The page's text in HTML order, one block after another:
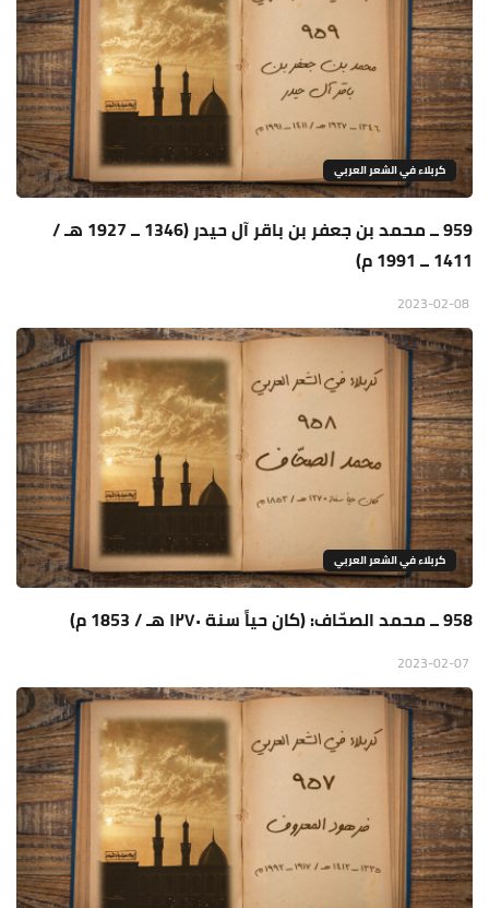
كربلاء في الشعر العربي
959 ــ محمد بن جعفر بن باقر آل حيدر (1346 ــ 1927 هـ /
1411 ــ 1991 م)
كربلاء في الشعر العربي
958 ــ محمد الصحّاف: (كان حياً سنة ١٢٧٠ هـ / 1853 م)